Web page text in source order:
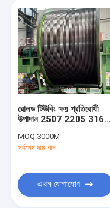
রোলড টিউবিং ক্ষয় প্রতিরোধী
উপাদান 2507 2205 316L
জন্য বিনামূল্যে অভ্যন্তরীণ
ফ্ল্যাশ
MOQ:3000M
সর্বশেষ দাম পান
এখন যোগাযোগ